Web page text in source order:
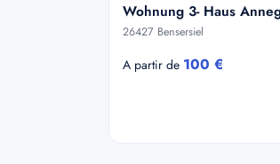
Wohnung 3- Haus
26427 Bensersiel
A partir de 100 €